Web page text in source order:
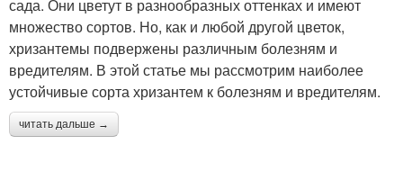
сада. Они цветут в разнообразных оттенках и имеют
множество сортов. Но, как и любой другой цветок,
хризантемы подвержены различным болезням и
вредителям. В этой статье мы рассмотрим наиболее
устойчивые сорта хризантем к болезням и вредителям.
читать дальше →